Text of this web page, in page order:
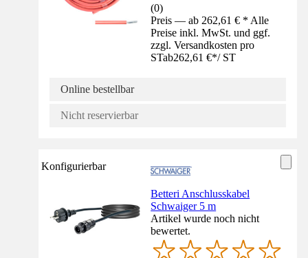
(0)
Preis — ab 262,61 € * Alle
Preise inkl. MwSt. und ggf.
zzgl. Versandkosten pro
STab262,61 €*/ ST
Online bestellbar
Nicht reservierbar
Konfigurierbar
Betteri Anschlusskabel
Schwaiger 5 m
Artikel wurde noch nicht
bewertet.